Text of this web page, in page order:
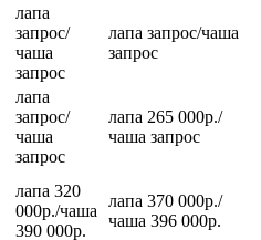
лапа
запрос/
чаша
запрос
лапа запрос/чаша
запрос
лапа
запрос/
чаша
запрос
лапа 265 000р./
чаша запрос
лапа 320
000р./чаша
390 000р.
лапа 370 000р./
чаша 396 000р.